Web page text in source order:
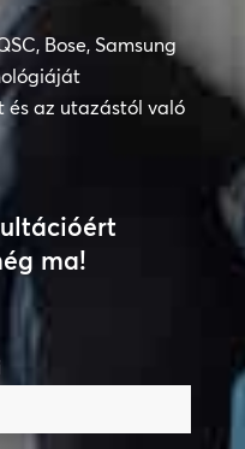
Bose, Samsung
és az utazástól való
ma!